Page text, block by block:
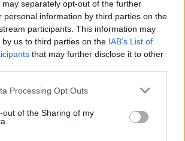
separately opt-out of the further
personal information by third parties on the
participants. This information may
us to third parties on the IAB’s List of
that may further disclose it to other
Processing Opt Outs
out of the Sharing of my